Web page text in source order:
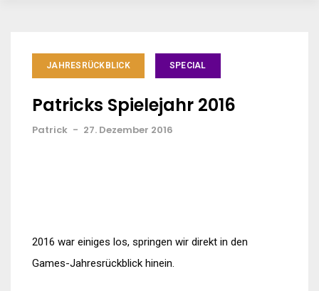
JAHRESRÜCKBLICK SPECIAL
Patricks Spielejahr 2016
Patrick - 27. Dezember 2016
2016 war einiges los, springen wir direkt in den
Games-Jahresrückblick hinein.